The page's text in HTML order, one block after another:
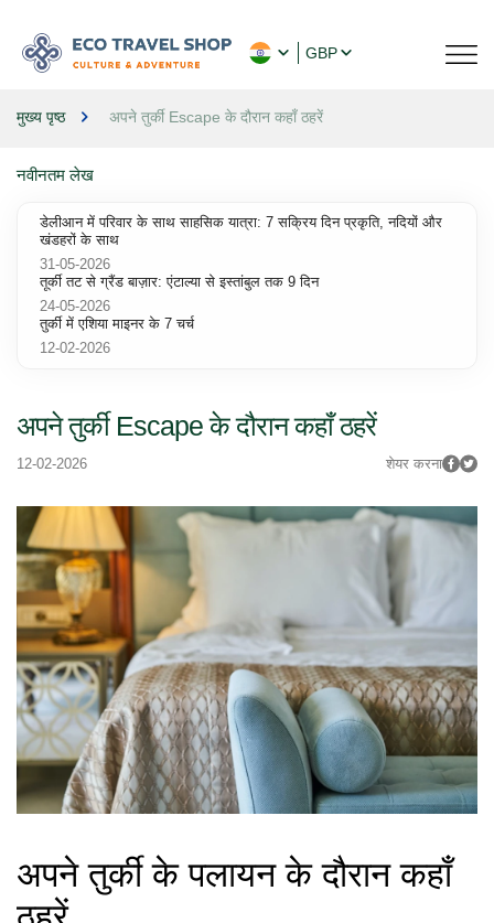
GBP
मुख्य पृष्ठ अपने तुर्की Escape के दौरान कहाँ ठहरें
अपने तुर्की Escape के दौरान कहाँ ठहरें
12-02-2026 शेयर करना
अपने तुर्की के पलायन के दौरान कहाँ
नवीनतम लेख
डेलीआन में परिवार के साथ साहसिक यात्रा: 7 सक्रिय दिन प्रकृति, नदियों और
खंडहरों के साथ
31-05-2026
तूर्की तट से ग्रैंड बाज़ार: एंटाल्या से इस्तांबुल तक 9 दिन
24-05-2026
तुर्की में एशिया माइनर के 7 चर्च
12-02-2026